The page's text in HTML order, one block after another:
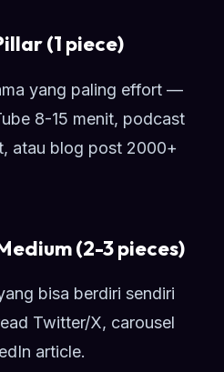
(1 piece)
yang paling effort —
8-15 menit, podcast
atau blog post 2000+
(2-3 pieces)
bisa berdiri sendiri
Twitter/X, carousel
article.